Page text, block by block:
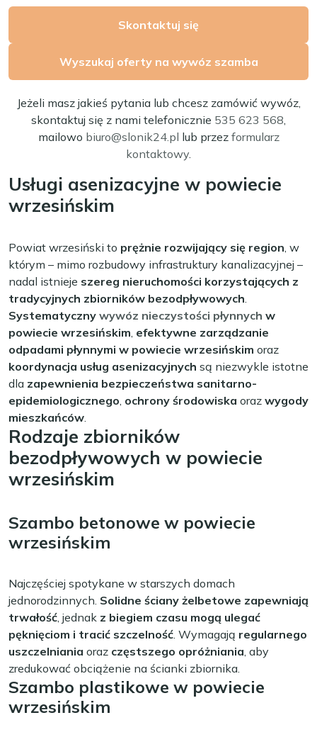
Skontaktuj się
Wyszukaj oferty na wywóz szamba
Jeżeli masz jakieś pytania lub chcesz zamówić wywóz,
skontaktuj się z nami telefonicznie 535 623 568,
mailowo biuro@slonik24.pl lub przez formularz
kontaktowy.
Usługi asenizacyjne w powiecie
wrzesińskim
Powiat wrzesiński to prężnie rozwijający się region, w
którym – mimo rozbudowy infrastruktury kanalizacyjnej –
nadal istnieje szereg nieruchomości korzystających z
tradycyjnych zbiorników bezodpływowych.
Systematyczny wywóz nieczystości płynnych w
powiecie wrzesińskim, efektywne zarządzanie
odpadami płynnymi w powiecie wrzesińskim oraz
koordynacja usług asenizacyjnych są niezwykle istotne
dla zapewnienia bezpieczeństwa sanitarno-
epidemiologicznego, ochrony środowiska oraz wygody
mieszkańców.
Rodzaje zbiorników
bezodpływowych w powiecie
wrzesińskim
Szambo betonowe w powiecie
wrzesińskim
Najczęściej spotykane w starszych domach
jednorodzinnych. Solidne ściany żelbetowe zapewniają
trwałość, jednak z biegiem czasu mogą ulegać
pęknięciom i tracić szczelność. Wymagają regularnego
uszczelniania oraz częstszego opróżniania, aby
zredukować obciążenie na ścianki zbiornika.
Szambo plastikowe w powiecie
wrzesińskim